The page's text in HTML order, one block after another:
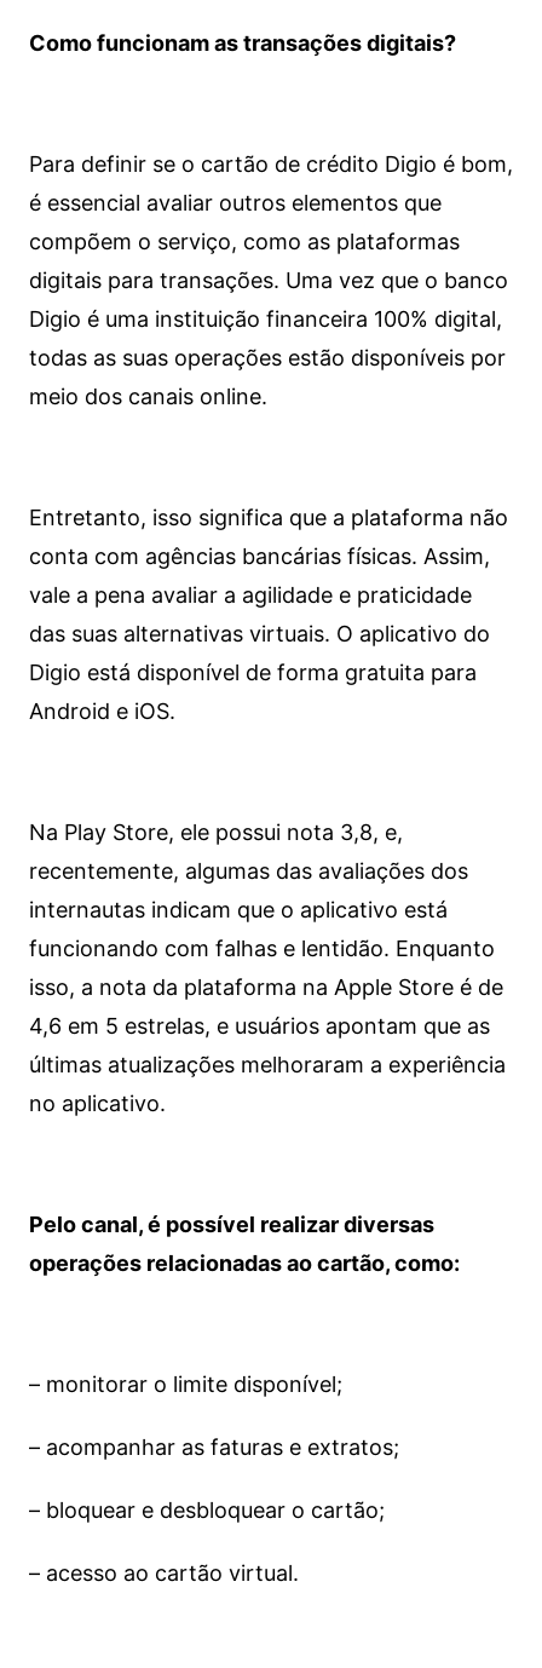
Como funcionam as transações digitais?
Para definir se o cartão de crédito Digio é bom,
é essencial avaliar outros elementos que
compõem o serviço, como as plataformas
digitais para transações. Uma vez que o banco
Digio é uma instituição financeira 100% digital,
todas as suas operações estão disponíveis por
meio dos canais online.
Entretanto, isso significa que a plataforma não
conta com agências bancárias físicas. Assim,
vale a pena avaliar a agilidade e praticidade
das suas alternativas virtuais. O aplicativo do
Digio está disponível de forma gratuita para
Android e iOS.
Na Play Store, ele possui nota 3,8, e,
recentemente, algumas das avaliações dos
internautas indicam que o aplicativo está
funcionando com falhas e lentidão. Enquanto
isso, a nota da plataforma na Apple Store é de
4,6 em 5 estrelas, e usuários apontam que as
últimas atualizações melhoraram a experiência
no aplicativo.
Pelo canal, é possível realizar diversas
operações relacionadas ao cartão, como:
– monitorar o limite disponível;
– acompanhar as faturas e extratos;
– bloquear e desbloquear o cartão;
– acesso ao cartão virtual.